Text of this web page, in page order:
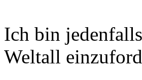
Ich bin
Weltall